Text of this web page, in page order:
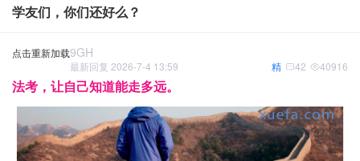
学友们，你们还好么？
点击重新加载9GH
最新回复 2026-7-4 13:59 40916
42
精
法考，让自己知道能走多远。